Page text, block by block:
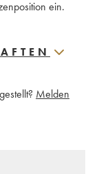
Melden